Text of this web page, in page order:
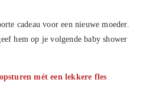
cadeau voor een nieuwe moeder.
hem op je volgende baby shower
mét een lekkere fles